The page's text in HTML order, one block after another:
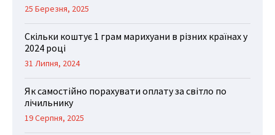
25 Березня, 2025
Скільки коштує 1 грам марихуани в різних країнах у
2024 році
31 Липня, 2024
Як самостійно порахувати оплату за світло по
лічильнику
19 Серпня, 2025